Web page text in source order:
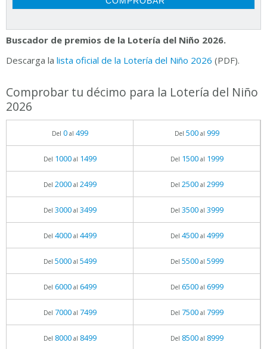
Buscador de premios de la Lotería del Niño 2026.
Descarga la lista oficial de la Lotería del Niño 2026 (PDF).
Comprobar tu décimo para la Lotería del Niño
2026
Del 0al 499 Del 500al 999
Del 1000al 1499 Del 1500al 1999
Del 2000al 2499 Del 2500al 2999
Del 3000al 3499 Del 3500al 3999
Del 4000al 4499 Del 4500al 4999
Del 5000al 5499 Del 5500al 5999
Del 6000al 6499 Del 6500al 6999
Del 7000al 7499 Del 7500al 7999
Del 8000al 8499 Del 8500al 8999